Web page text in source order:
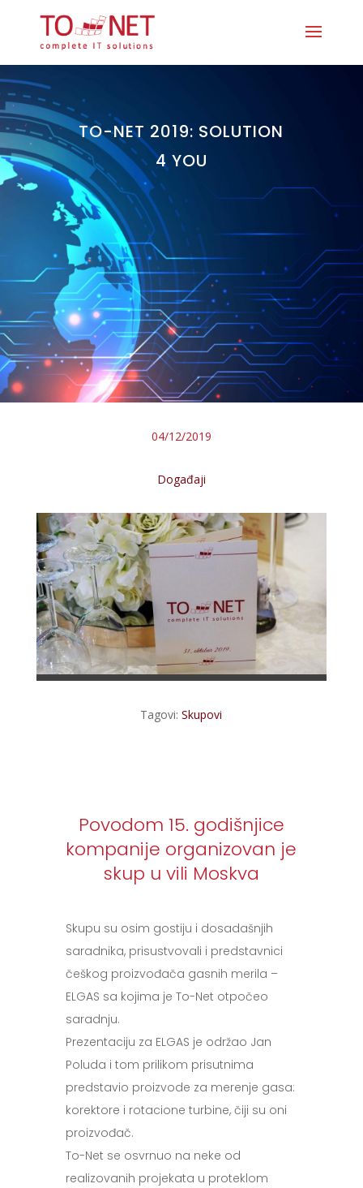
TO-NET 2019: SOLUTION
4 YOU
04/12/2019
Događaji
Tagovi:Skupovi
Povodom 15. godišnjice
kompanije organizovan je
skup u vili Moskva
Skupu su osim gostiju i dosadašnjih
saradnika, prisustvovali i predstavnici
češkog proizvođača gasnih merila –
ELGAS sa kojima je To-Net otpočeo
saradnju.
Prezentaciju za ELGAS je održao Jan
Poluda i tom prilikom prisutnima
predstavio proizvode za merenje gasa:
korektore i rotacione turbine, čiji su oni
proizvođač.
To-Net se osvrnuo na neke od
realizovanih projekata u proteklom